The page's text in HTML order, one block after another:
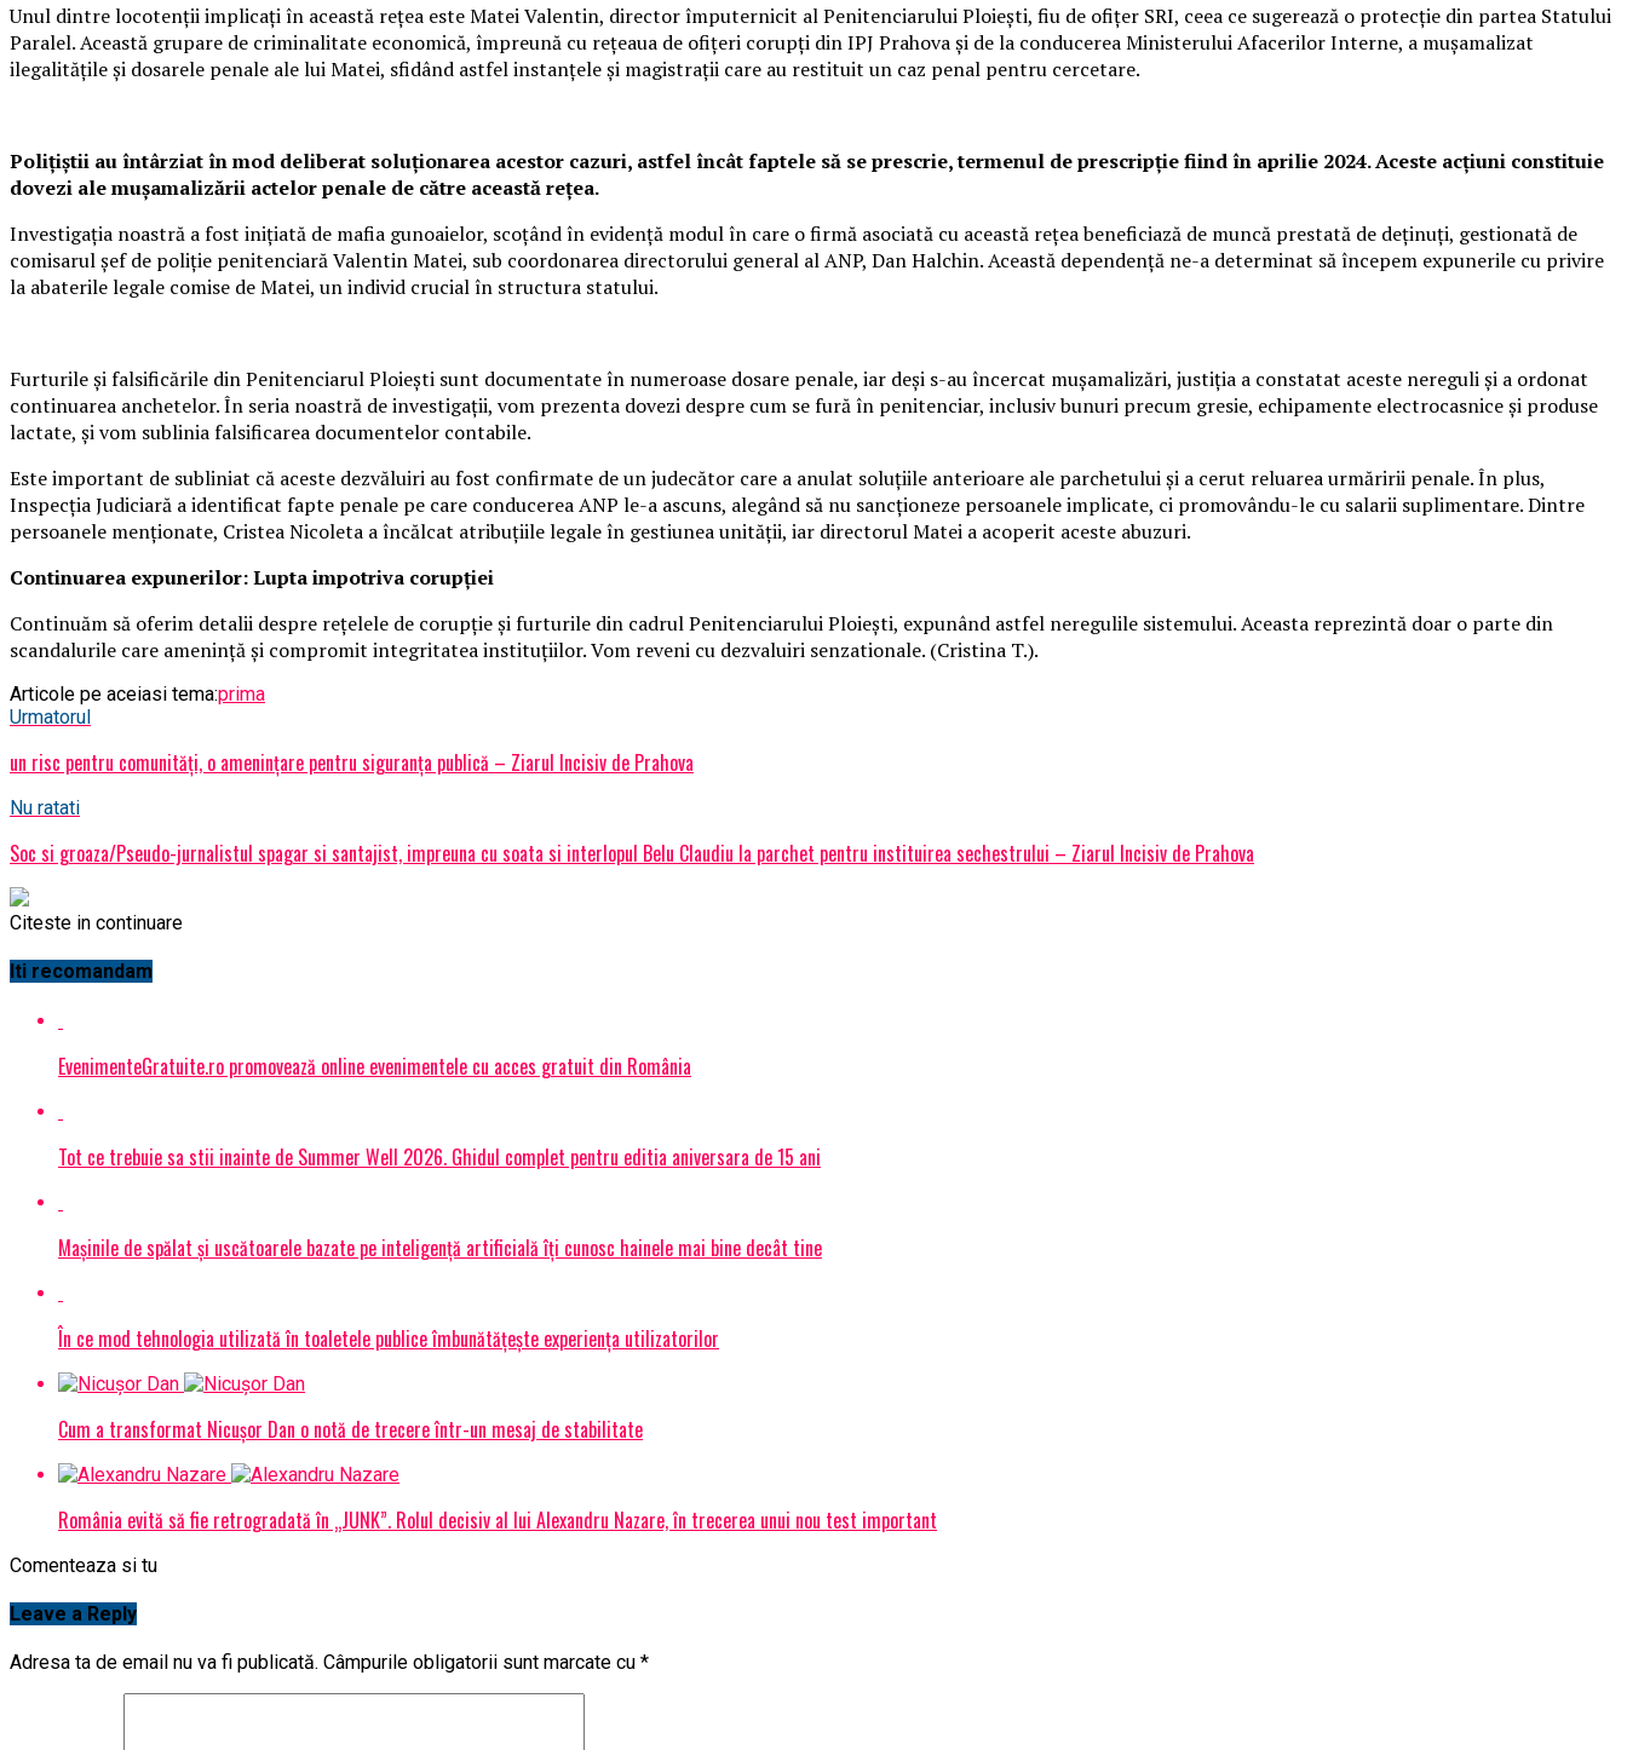
Unul dintre locotenții implicați în această rețea este Matei Valentin, director împuternicit al Penitenciarului Ploiești, fiu de ofițer SRI, ceea ce sugerează o protecție din partea Statului
Paralel. Această grupare de criminalitate economică, împreună cu rețeaua de ofițeri corupți din IPJ Prahova și de la conducerea Ministerului Afacerilor Interne, a mușamalizat
ilegalitățile și dosarele penale ale lui Matei, sfidând astfel instanțele și magistrații care au restituit un caz penal pentru cercetare.
Polițiștii au întârziat în mod deliberat soluționarea acestor cazuri, astfel încât faptele să se prescrie, termenul de prescripție fiind în aprilie 2024. Aceste acțiuni constituie
dovezi ale mușamalizării actelor penale de către această rețea.
Investigația noastră a fost inițiată de mafia gunoaielor, scoțând în evidență modul în care o firmă asociată cu această rețea beneficiază de muncă prestată de deținuți, gestionată de
comisarul șef de poliție penitenciară Valentin Matei, sub coordonarea directorului general al ANP, Dan Halchin. Această dependență ne-a determinat să începem expunerile cu privire
la abaterile legale comise de Matei, un individ crucial în structura statului.
Furturile și falsificările din Penitenciarul Ploiești sunt documentate în numeroase dosare penale, iar deși s-au încercat mușamalizări, justiția a constatat aceste nereguli și a ordonat
continuarea anchetelor. În seria noastră de investigații, vom prezenta dovezi despre cum se fură în penitenciar, inclusiv bunuri precum gresie, echipamente electrocasnice și produse
lactate, și vom sublinia falsificarea documentelor contabile.
Este important de subliniat că aceste dezvăluiri au fost confirmate de un judecător care a anulat soluțiile anterioare ale parchetului și a cerut reluarea urmăririi penale. În plus,
Inspecția Judiciară a identificat fapte penale pe care conducerea ANP le-a ascuns, alegând să nu sancționeze persoanele implicate, ci promovându-le cu salarii suplimentare. Dintre
persoanele menționate, Cristea Nicoleta a încălcat atribuțiile legale în gestiunea unității, iar directorul Matei a acoperit aceste abuzuri.
Continuarea expunerilor: Lupta impotriva corupției
Continuăm să oferim detalii despre rețelele de corupție și furturile din cadrul Penitenciarului Ploiești, expunând astfel neregulile sistemului. Aceasta reprezintă doar o parte din
scandalurile care amenință și compromit integritatea instituțiilor. Vom reveni cu dezvaluiri senzationale. (Cristina T.).
Articole pe aceiasi tema:prima
Urmatorul
un risc pentru comunități, o amenințare pentru siguranța publică – Ziarul Incisiv de Prahova
Nu ratati
Soc si groaza/Pseudo-jurnalistul spagar si santajist, impreuna cu soata si interlopul Belu Claudiu la parchet pentru instituirea sechestrului – Ziarul Incisiv de Prahova
Citeste in continuare
Iti recomandam
EvenimenteGratuite.ro promovează online evenimentele cu acces gratuit din România
Tot ce trebuie sa stii inainte de Summer Well 2026. Ghidul complet pentru editia aniversara de 15 ani
Mașinile de spălat și uscătoarele bazate pe inteligență artificială îți cunosc hainele mai bine decât tine
În ce mod tehnologia utilizată în toaletele publice îmbunătățește experiența utilizatorilor
Cum a transformat Nicușor Dan o notă de trecere într-un mesaj de stabilitate
România evită să fie retrogradată în „JUNK”. Rolul decisiv al lui Alexandru Nazare, în trecerea unui nou test important
Comenteaza si tu
Leave a Reply
Adresa ta de email nu va fi publicată. Câmpurile obligatorii sunt marcate cu *